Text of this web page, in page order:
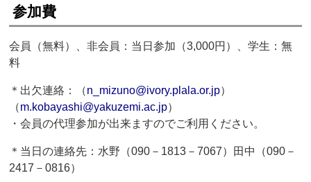
参加費
会員（無料）、非会員：当日参加（3,000円）、学生：無
料
＊出欠連絡：（n_mizuno@ivory.plala.or.jp）
（m.kobayashi@yakuzemi.ac.jp）
・会員の代理参加が出来ますのでご利用ください。
＊当日の連絡先：水野（090－1813－7067）田中（090－
2417－0816）